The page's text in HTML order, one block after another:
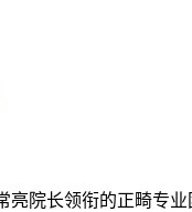
院长领衔的正畸专